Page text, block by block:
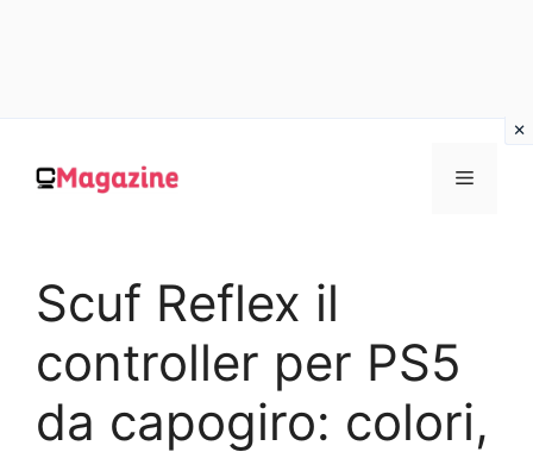
contenuto
MENU
Scuf Reflex il
controller per PS5
da capogiro: colori,